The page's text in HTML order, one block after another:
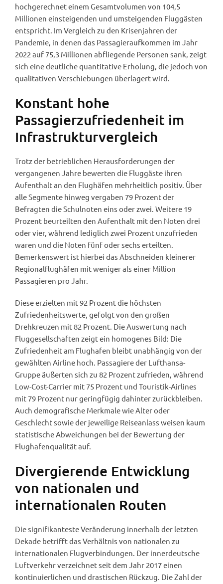
hochgerechnet einem Gesamtvolumen von 104,5
Millionen einsteigenden und umsteigenden Fluggästen
entspricht. Im Vergleich zu den Krisenjahren der
Pandemie, in denen das Passagieraufkommen im Jahr
2022 auf 75,3 Millionen abfliegende Personen sank, zeigt
sich eine deutliche quantitative Erholung, die jedoch von
qualitativen Verschiebungen überlagert wird.
Konstant hohe
Passagierzufriedenheit im
Infrastrukturvergleich
Trotz der betrieblichen Herausforderungen der
vergangenen Jahre bewerten die Fluggäste ihren
Aufenthalt an den Flughäfen mehrheitlich positiv. Über
alle Segmente hinweg vergaben 79 Prozent der
Befragten die Schulnoten eins oder zwei. Weitere 19
Prozent beurteilten den Aufenthalt mit den Noten drei
oder vier, während lediglich zwei Prozent unzufrieden
waren und die Noten fünf oder sechs erteilten.
Bemerkenswert ist hierbei das Abschneiden kleinerer
Regionalflughäfen mit weniger als einer Million
Passagieren pro Jahr.
Diese erzielten mit 92 Prozent die höchsten
Zufriedenheitswerte, gefolgt von den großen
Drehkreuzen mit 82 Prozent. Die Auswertung nach
Fluggesellschaften zeigt ein homogenes Bild: Die
Zufriedenheit am Flughafen bleibt unabhängig von der
gewählten Airline hoch. Passagiere der Lufthansa-
Gruppe äußerten sich zu 82 Prozent zufrieden, während
Low-Cost-Carrier mit 75 Prozent und Touristik-Airlines
mit 79 Prozent nur geringfügig dahinter zurückbleiben.
Auch demografische Merkmale wie Alter oder
Geschlecht sowie der jeweilige Reiseanlass weisen kaum
statistische Abweichungen bei der Bewertung der
Flughafenqualität auf.
Divergierende Entwicklung
von nationalen und
internationalen Routen
Die signifikanteste Veränderung innerhalb der letzten
Dekade betrifft das Verhältnis von nationalen zu
internationalen Flugverbindungen. Der innerdeutsche
Luftverkehr verzeichnet seit dem Jahr 2017 einen
kontinuierlichen und drastischen Rückzug. Die Zahl der